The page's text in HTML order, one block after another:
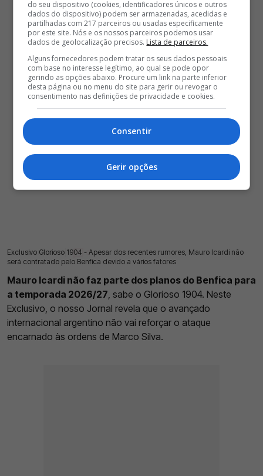
Exclusivo Glorioso 1904 - Apesar dos recentes rumores, Mauro Icardi não
será contratado pelo Benfica devido a vários fatores
17 Jul 2026 | 03:00 | 0
Mauro Icardi não faz parte dos planos do Benfica para
a temporada 2026/27 , sabe o Glorioso 1904. Neste
Exclusivo, o nosso Jornal revela que o avançado
internacional argentino não vai reforçar o ataque
encarnado às ordens de Marco Silva.
do seu dispositivo (cookies, identificadores únicos e outros
dados do dispositivo) podem ser armazenadas, acedidas e
partilhadas com 217 parceiros ou usadas especificamente
por este site. Nós e os nossos parceiros podemos usar
dados de geolocalização precisos. Lista de parceiros.
Alguns fornecedores podem tratar os seus dados pessoais
com base no interesse legítimo, ao qual se pode opor
gerindo as opções abaixo. Procure um link na parte inferior
desta página ou no menu do site para gerir ou revogar o
consentimento nas definições de privacidade e cookies.
Consentir
Gerir opções